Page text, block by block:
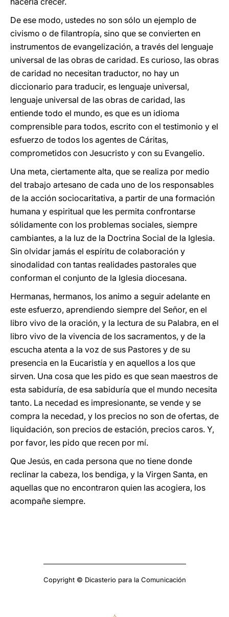
De ese modo, ustedes no son sólo un ejemplo de
civismo o de filantropía, sino que se convierten en
instrumentos de evangelización, a través del lenguaje
universal de las obras de caridad. Es curioso, las obras
de caridad no necesitan traductor, no hay un
diccionario para traducir, es lenguaje universal,
lenguaje universal de las obras de caridad, las
entiende todo el mundo, es que es un idioma
comprensible para todos, escrito con el testimonio y el
esfuerzo de todos los agentes de Cáritas,
comprometidos con Jesucristo y con su Evangelio.
Una meta, ciertamente alta, que se realiza por medio
del trabajo artesano de cada uno de los responsables
de la acción sociocaritativa, a partir de una formación
humana y espiritual que les permita confrontarse
sólidamente con los problemas sociales, siempre
cambiantes, a la luz de la Doctrina Social de la Iglesia.
Sin olvidar jamás el espíritu de colaboración y
sinodalidad con tantas realidades pastorales que
conforman el conjunto de la Iglesia diocesana.
Hermanas, hermanos, los animo a seguir adelante en
este esfuerzo, aprendiendo siempre del Señor, en el
libro vivo de la oración, y la lectura de su Palabra, en el
libro vivo de la vivencia de los sacramentos, y de la
escucha atenta a la voz de sus Pastores y de su
presencia en la Eucaristía y en aquellos a los que
sirven. Una cosa que les pido es que sean maestros de
esta sabiduría, de esa sabiduría que el mundo necesita
tanto. La necedad es impresionante, se vende y se
compra la necedad, y los precios no son de ofertas, de
liquidación, son precios de estación, precios caros. Y,
por favor, les pido que recen por mí.
Que Jesús, en cada persona que no tiene donde
reclinar la cabeza, los bendiga, y la Virgen Santa, en
aquellas que no encontraron quien las acogiera, los
acompañe siempre.
Copyright © Dicasterio para la Comunicación